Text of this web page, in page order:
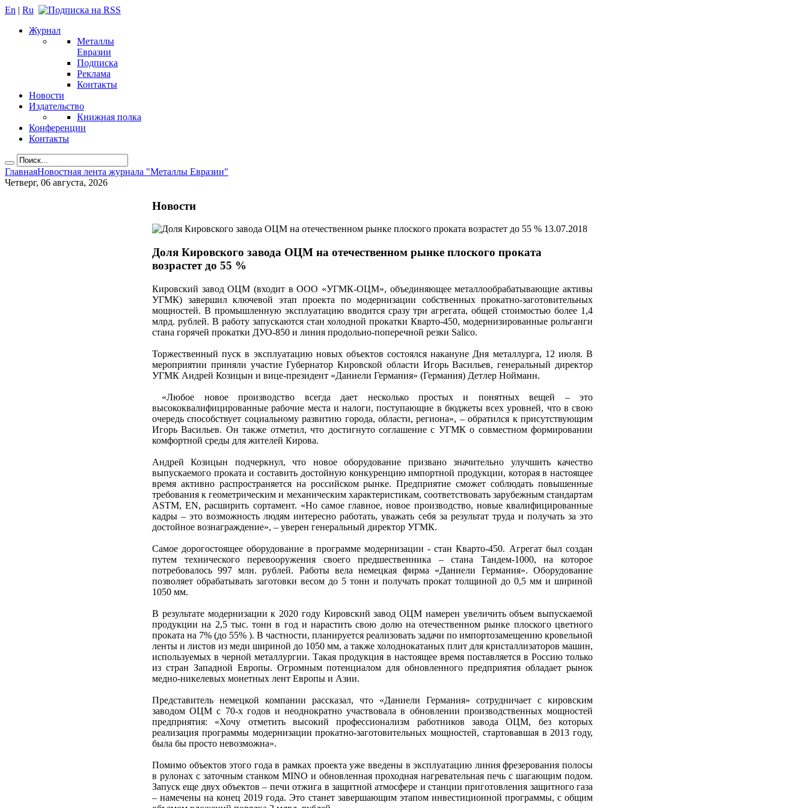
En | Ru
Журнал
Металлы
Евразии
Подписка
Реклама
Контакты
Новости
Издательство
Книжная полка
Конференции
Контакты
ГлавнаяНовостная лента журнала "Металлы Евразии"
Четверг, 06 августа, 2026
Новости
13.07.2018
Доля Кировского завода ОЦМ на отечественном рынке плоского проката
возрастет до 55 %
Кировский завод ОЦМ (входит в ООО «УГМК-ОЦМ», объединяющее металлообрабатывающие активы
УГМК) завершил ключевой этап проекта по модернизации собственных прокатно-заготовительных
мощностей. В промышленную эксплуатацию вводится сразу три агрегата, общей стоимостью более 1,4
млрд. рублей. В работу запускаются стан холодной прокатки Кварто-450, модернизированные рольганги
стана горячей прокатки ДУО-850 и линия продольно-поперечной резки Salico.
Торжественный пуск в эксплуатацию новых объектов состоялся накануне Дня металлурга, 12 июля. В
мероприятии приняли участие Губернатор Кировской области Игорь Васильев, генеральный директор
УГМК Андрей Козицын и вице-президент «Даниели Германия» (Германия) Детлер Нойманн.
«Любое новое производство всегда дает несколько простых и понятных вещей – это
высококвалифицированные рабочие места и налоги, поступающие в бюджеты всех уровней, что в свою
очередь способствует социальному развитию города, области, региона», – обратился к присутствующим
Игорь Васильев. Он также отметил, что достигнуто соглашение с УГМК о совместном формировании
комфортной среды для жителей Кирова.
Андрей Козицын подчеркнул, что новое оборудование призвано значительно улучшить качество
выпускаемого проката и составить достойную конкуренцию импортной продукции, которая в настоящее
время активно распространяется на российском рынке. Предприятие сможет соблюдать повышенные
требования к геометрическим и механическим характеристикам, соответствовать зарубежным стандартам
ASTM, ЕN, расширить сортамент. «Но самое главное, новое производство, новые квалифицированные
кадры – это возможность людям интересно работать, уважать себя за результат труда и получать за это
достойное вознаграждение», – уверен генеральный директор УГМК.
Самое дорогостоящее оборудование в программе модернизации - стан Кварто-450. Агрегат был создан
путем технического перевооружения своего предшественника – стана Тандем-1000, на которое
потребовалось 997 млн. рублей. Работы вела немецкая фирма «Даниели Германия». Оборудование
позволяет обрабатывать заготовки весом до 5 тонн и получать прокат толщиной до 0,5 мм и шириной
1050 мм.
В результате модернизации к 2020 году Кировский завод ОЦМ намерен увеличить объем выпускаемой
продукции на 2,5 тыс. тонн в год и нарастить свою долю на отечественном рынке плоского цветного
проката на 7% (до 55% ). В частности, планируется реализовать задачи по импортозамещению кровельной
ленты и листов из меди шириной до 1050 мм, а также холоднокатаных плит для кристаллизаторов машин,
используемых в черной металлургии. Такая продукция в настоящее время поставляется в Россию только
из стран Западной Европы. Огромным потенциалом для обновленного предприятия обладает рынок
медно-никелевых монетных лент Европы и Азии.
Представитель немецкой компании рассказал, что «Даниели Германия» сотрудничает с кировским
заводом ОЦМ с 70-х годов и неоднократно участвовала в обновлении производственных мощностей
предприятия: «Хочу отметить высокий профессионализм работников завода ОЦМ, без которых
реализация программы модернизации прокатно-заготовительных мощностей, стартовавшая в 2013 году,
была бы просто невозможна».
Помимо объектов этого года в рамках проекта уже введены в эксплуатацию линия фрезерования полосы
в рулонах с заточным станком MINO и обновленная проходная нагревательная печь с шагающим подом.
Запуск еще двух объектов – печи отжига в защитной атмосфере и станции приготовления защитного газа
– намечены на конец 2019 года. Это станет завершающим этапом инвестиционной программы, с общим